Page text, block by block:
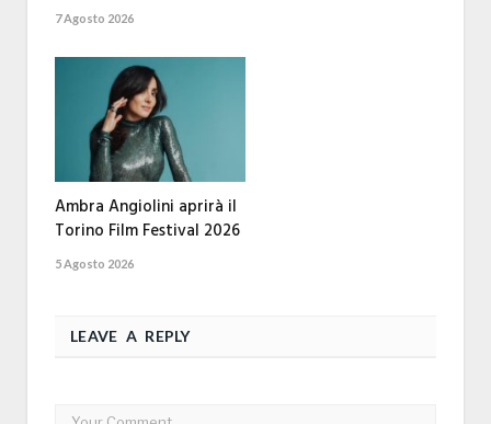
7 Agosto 2026
Ambra Angiolini aprirà il
Torino Film Festival 2026
5 Agosto 2026
LEAVE A REPLY